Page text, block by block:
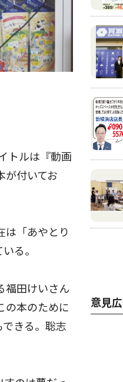
トルは『動画
が付いてお
は「あやとり
る。
福田けいさん
の本のために
きる。聡志
意見